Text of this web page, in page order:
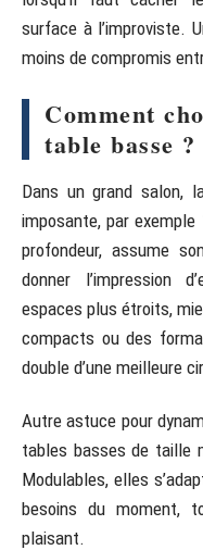
surface à l’improviste.
moins de compromis
Comment
table basse ?
Dans un grand salon,
imposante, par
profondeur, assume
donner l’impression
espaces plus étroits,
compacts ou des
double d’une meilleure
Autre astuce pour
tables basses de taille
Modulables, elles
besoins du moment,
plaisant.